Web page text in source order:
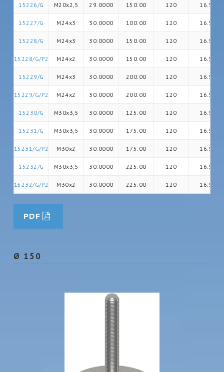
15226/G M20x2,5 29.0000 150.00 120 16.5
15227/G M24x3 30.0000 100.00 120 16.5
15228/G M24x3 30.0000 150.00 120 16.5
15228/G/P2 M24x2 30.0000 150.00 120 16.5
15229/G M24x3 30.0000 200.00 120 16.5
15229/G/P2 M24x2 30.0000 200.00 120 16.5
15230/G M30x3,5 30.0000 125.00 120 16.5
15231/G M30x3,5 30.0000 175.00 120 16.5
15231/G/P2 M30x2 30.0000 175.00 120 16.5
15232/G M30x3,5 30.0000 225.00 120 16.5
15232/G/P2 M30x2 30.0000 225.00 120 16.5
PDF
Ø 150